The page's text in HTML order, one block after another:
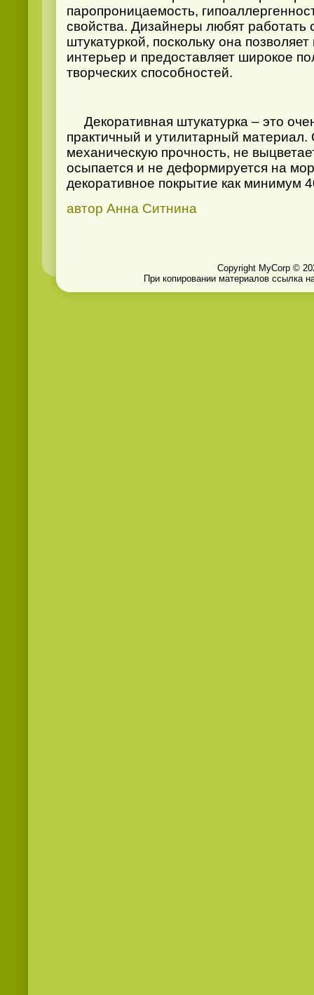
паропроницаемость,
свойства. Дизайнеры любят работать
штукатуркой, поскольку она
интерьер и предоставляет широкое
творческих способностей.
Декоративная штукатурка – это
практичный и утилитарный
механическую прочность, не
осыпается и не деформируется на
декоративное покрытие как минимум
автор Анна Ситнина
Copyright MyCorp ©
При копировании материалов ссылка